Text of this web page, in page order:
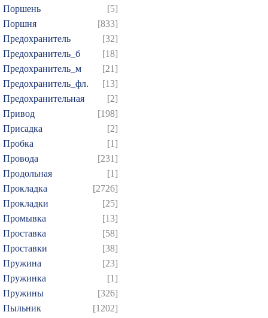
Поршень
[5]
Поршня
[833]
Предохранитель
[32]
Предохранитель_б
[18]
Предохранитель_м
[21]
Предохранитель_фл.
[13]
Предохранительная
[2]
Привод
[198]
Присадка
[2]
Пробка
[1]
Провода
[231]
Продольная
[1]
Прокладка
[2726]
Прокладки
[25]
Промывка
[13]
Проставка
[58]
Проставки
[38]
Пружина
[23]
Пружинка
[1]
Пружины
[326]
Пыльник
[1202]